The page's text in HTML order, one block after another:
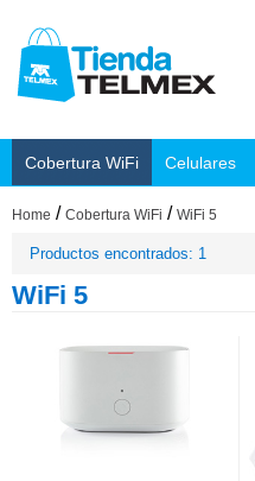
Cobertura WiFi Celulares
Home / Cobertura WiFi / WiFi 5
Productos encontrados: 1
WiFi 5